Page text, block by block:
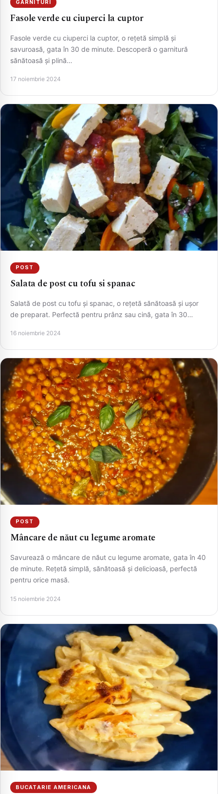
GARNITURI
Fasole verde cu ciuperci la cuptor
Fasole verde cu ciuperci la cuptor, o rețetă simplă și
savuroasă, gata în 30 de minute. Descoperă o garnitură
sănătoasă și plină…
17 noiembrie 2024
POST
Salata de post cu tofu si spanac
Salată de post cu tofu și spanac, o rețetă sănătoasă și ușor
de preparat. Perfectă pentru prânz sau cină, gata în 30…
16 noiembrie 2024
POST
Mâncare de năut cu legume aromate
Savurează o mâncare de năut cu legume aromate, gata în 40
de minute. Rețetă simplă, sănătoasă și delicioasă, perfectă
pentru orice masă.
15 noiembrie 2024
BUCATARIE AMERICANA